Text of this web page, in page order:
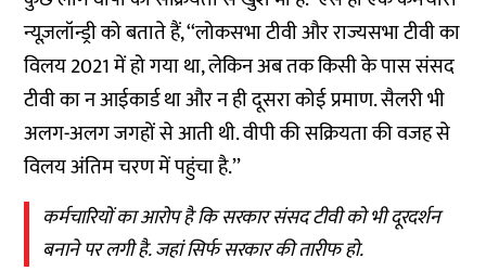
न्यूज़लॉन्ड्री को बताते हैं, ‘‘लोकसभा टीवी और राज्यसभा टीवी का
विलय 2021 में हो गया था, लेकिन अब तक किसी के पास संसद
टीवी का न आईकार्ड था और न ही दूसरा कोई प्रमाण. सैलरी भी
अलग-अलग जगहों से आती थी. वीपी की सक्रियता की वजह से
विलय अंतिम चरण में पहुंचा है.’’
कर्मचारियों का आरोप है कि सरकार संसद टीवी को भी दूरदर्शन
बनाने पर लगी है. जहां सिर्फ सरकार की तारीफ हो.